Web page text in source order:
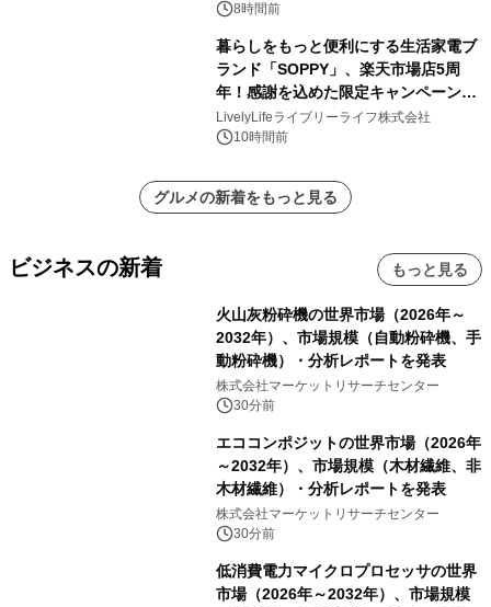
8時間前
暮らしをもっと便利にする生活家電ブ
ランド「SOPPY」、楽天市場店5周
年！感謝を込めた限定キャンペーンを
8月10日より開催
LivelyLifeライブリーライフ株式会社
10時間前
グルメの新着をもっと見る
ビジネスの新着 もっと見る
火山灰粉砕機の世界市場（2026年～
2032年）、市場規模（自動粉砕機、手
動粉砕機）・分析レポートを発表
株式会社マーケットリサーチセンター
30分前
エココンポジットの世界市場（2026年
～2032年）、市場規模（木材繊維、非
木材繊維）・分析レポートを発表
株式会社マーケットリサーチセンター
30分前
低消費電力マイクロプロセッサの世界
市場（2026年～2032年）、市場規模